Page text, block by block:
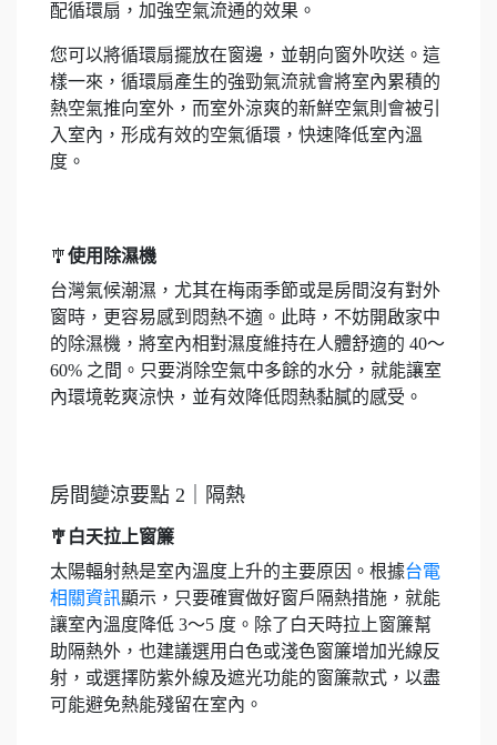
配循環扇，加強空氣流通的效果。
您可以將循環扇擺放在窗邊，並朝向窗外吹送。這
樣一來，循環扇產生的強勁氣流就會將室內累積的
熱空氣推向室外，而室外涼爽的新鮮空氣則會被引
入室內，形成有效的空氣循環，快速降低室內溫
度。
🎐使用除濕機
台灣氣候潮濕，尤其在梅雨季節或是房間沒有對外
窗時，更容易感到悶熱不適。此時，不妨開啟家中
的除濕機，將室內相對濕度維持在人體舒適的 40～
60% 之間。只要消除空氣中多餘的水分，就能讓室
內環境乾爽涼快，並有效降低悶熱黏膩的感受。
房間變涼要點 2｜隔熱
🎐白天拉上窗簾
太陽輻射熱是室內溫度上升的主要原因。根據台電
相關資訊顯示，只要確實做好窗戶隔熱措施，就能
讓室內溫度降低 3～5 度。除了白天時拉上窗簾幫
助隔熱外，也建議選用白色或淺色窗簾增加光線反
射，或選擇防紫外線及遮光功能的窗簾款式，以盡
可能避免熱能殘留在室內。